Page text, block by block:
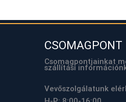
CSOMAGPONT
Csomagpontjainkat
szállítási
Vevőszolgálatunk